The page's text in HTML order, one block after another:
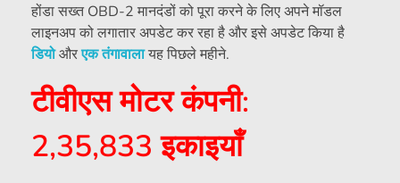
होंडा सख्त OBD-2 मानदंडों को पूरा करने के लिए अपने मॉडल
लाइनअप को लगातार अपडेट कर रहा है और इसे अपडेट किया है
डियोऔरएक तंगावालायह पिछले महीने.
टीवीएस मोटर कंपनी:
2,35,833 इकाइयाँ